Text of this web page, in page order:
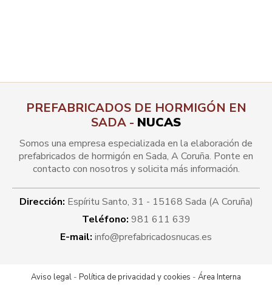
PREFABRICADOS DE HORMIGÓN EN
SADA - NUCAS
Somos una empresa especializada en la elaboración de
prefabricados de hormigón en Sada, A Coruña. Ponte en
contacto con nosotros y solicita más información.
Dirección: Espíritu Santo, 31 - 15168 Sada (A Coruña)
Teléfono: 981 611 639
E-mail: info@prefabricadosnucas.es
Aviso legal - Política de privacidad y cookies - Área Interna